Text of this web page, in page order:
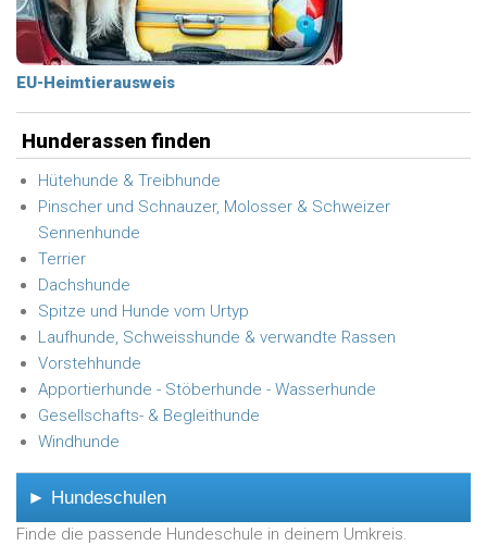
EU-Heimtierausweis
Hunderassen finden
Hütehunde & Treibhunde
Pinscher und Schnauzer, Molosser & Schweizer
Sennenhunde
Terrier
Dachshunde
Spitze und Hunde vom Urtyp
Laufhunde, Schweisshunde & verwandte Rassen
Vorstehhunde
Apportierhunde - Stöberhunde - Wasserhunde
Gesellschafts- & Begleithunde
Windhunde
► Hundeschulen
Finde die passende Hundeschule in deinem Umkreis.